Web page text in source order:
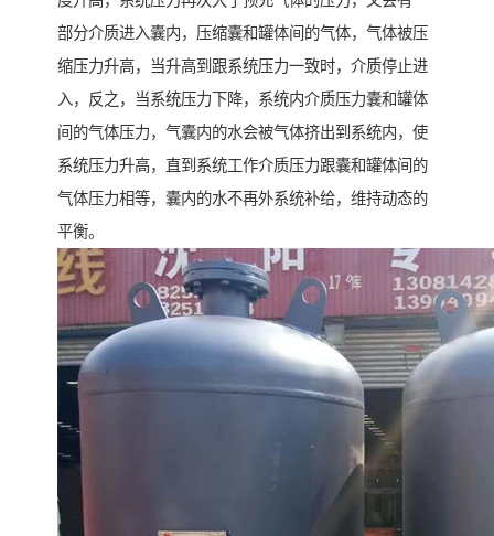
部分介质进入囊内，压缩囊和罐体间的气体，气体被压
缩压力升高，当升高到跟系统压力一致时，介质停止进
入，反之，当系统压力下降，系统内介质压力囊和罐体
间的气体压力，气囊内的水会被气体挤出到系统内，使
系统压力升高，直到系统工作介质压力跟囊和罐体间的
气体压力相等，囊内的水不再外系统补给，维持动态的
平衡。